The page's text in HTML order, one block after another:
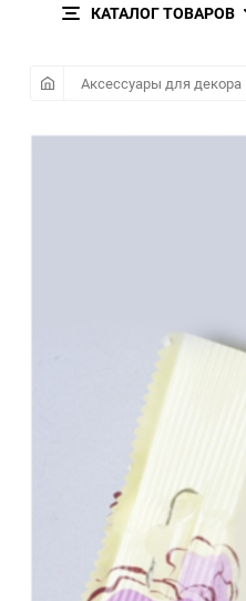
КАТАЛОГ ТОВАРОВ
Аксессуары для декора